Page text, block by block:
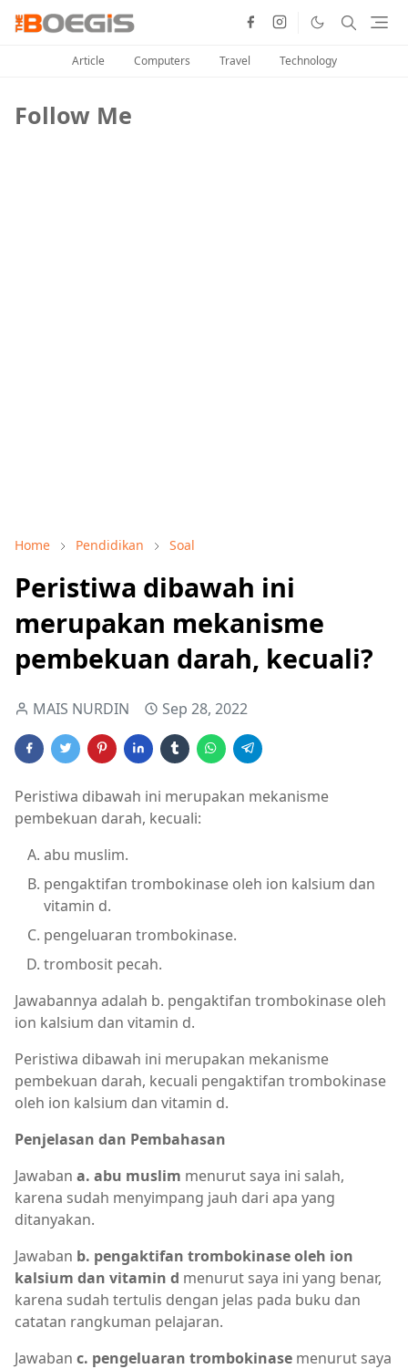
Article Computers Travel Technology
Follow Me
Home Pendidikan Soal
Peristiwa dibawah ini
merupakan mekanisme
pembekuan darah, kecuali?
MAIS NURDIN Sep 28, 2022
Peristiwa dibawah ini merupakan mekanisme
pembekuan darah, kecuali:
abu muslim.
pengaktifan trombokinase oleh ion kalsium dan
vitamin d.
pengeluaran trombokinase.
trombosit pecah.
Jawabannya adalah b. pengaktifan trombokinase oleh
ion kalsium dan vitamin d.
Peristiwa dibawah ini merupakan mekanisme
pembekuan darah, kecuali pengaktifan trombokinase
oleh ion kalsium dan vitamin d.
Penjelasan dan Pembahasan
Jawaban a. abu muslim menurut saya ini salah,
karena sudah menyimpang jauh dari apa yang
ditanyakan.
Jawaban b. pengaktifan trombokinase oleh ion
kalsium dan vitamin d menurut saya ini yang benar,
karena sudah tertulis dengan jelas pada buku dan
catatan rangkuman pelajaran.
Jawaban c. pengeluaran trombokinase menurut saya